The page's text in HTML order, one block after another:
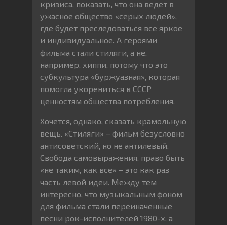
кризиса, показать, что она ведет в
ужасное общество «серых людей»,
где будет преследоваться все яркое
и индивидуальное. А героями
фильма стали стиляги, а не,
например, хиппи, потому что это
субкультура «буржуазная», которая
помогла укорениться в СССР
ценностям общества потребления.
Хочется, однако, сказать крамольную
вещь. «Стиляги» – фильм безусловно
антисоветский, но не антилевый.
Свобода самовыражения, право быть
«не таким, как все» – это как раз
часть левой идеи. Между тем
интересно, что музыкальным фоном
для фильма стали переиначенные
песни рок-исполнителей 1980-х, а